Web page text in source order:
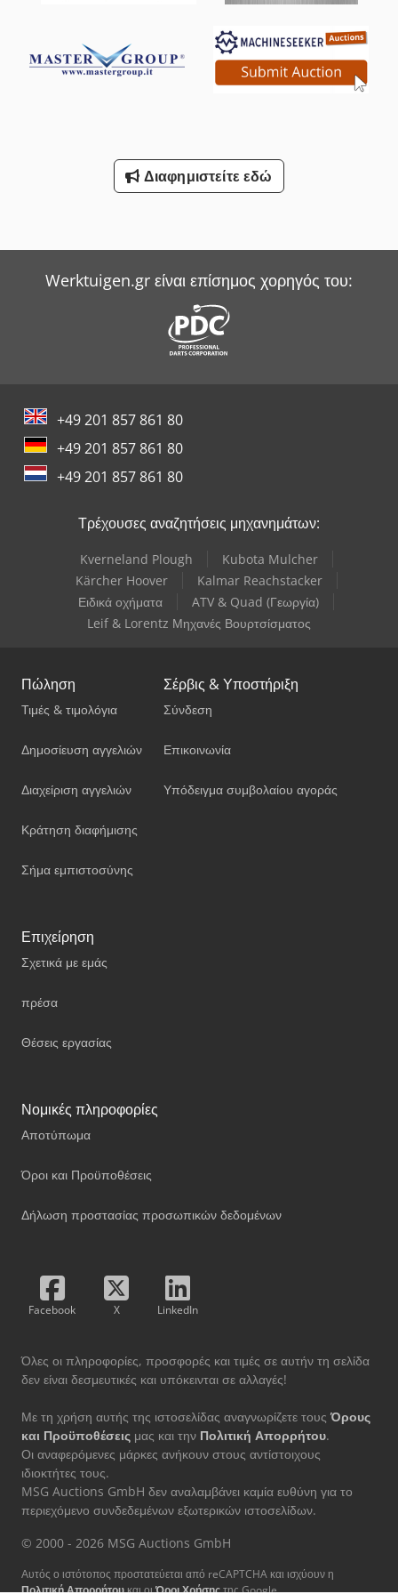
Διαφημιστείτε εδώ
Werktuigen.gr είναι επίσημος χορηγός του:
+49 201 857 861 80
+49 201 857 861 80
+49 201 857 861 80
Τρέχουσες αναζητήσεις μηχανημάτων:
Kverneland Plough
Kubota Mulcher
Kärcher Hoover
Kalmar Reachstacker
Ειδικά οχήματα
ATV & Quad (Γεωργία)
Leif & Lorentz Μηχανές Βουρτσίσματος
Πώληση
Τιμές & τιμολόγια
Δημοσίευση αγγελιών
Διαχείριση αγγελιών
Κράτηση διαφήμισης
Σήμα εμπιστοσύνης
Σέρβις & Υποστήριξη
Σύνδεση
Επικοινωνία
Υπόδειγμα συμβολαίου αγοράς
Επιχείρηση
Σχετικά με εμάς
πρέσα
Θέσεις εργασίας
Νομικές πληροφορίες
Αποτύπωμα
Όροι και Προϋποθέσεις
Δήλωση προστασίας προσωπικών δεδομένων
Facebook X LinkedIn
Όλες οι πληροφορίες, προσφορές και τιμές σε αυτήν τη σελίδα
δεν είναι δεσμευτικές και υπόκεινται σε αλλαγές!
Με τη χρήση αυτής της ιστοσελίδας αναγνωρίζετε τους Όρους
και Προϋποθέσεις μας και την Πολιτική Απορρήτου.
Οι αναφερόμενες μάρκες ανήκουν στους αντίστοιχους
ιδιοκτήτες τους.
MSG Auctions GmbH δεν αναλαμβάνει καμία ευθύνη για το
περιεχόμενο συνδεδεμένων εξωτερικών ιστοσελίδων.
© 2000 - 2026 MSG Auctions GmbH
Αυτός ο ιστότοπος προστατεύεται από reCAPTCHA και ισχύουν η
Πολιτική Απορρήτουκαι οιΌροι Χρήσηςτης Google.